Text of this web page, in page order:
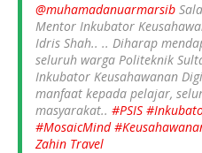
@muhamadanuarmarsib
Mentor Inkubator
Idris Shah.. .. Diharap
seluruh warga Politeknik
Inkubator Keusahawanan
manfaat kepada pelajar,
masyarakat.. #PSIS
#MosaicMind
Zahin Travel